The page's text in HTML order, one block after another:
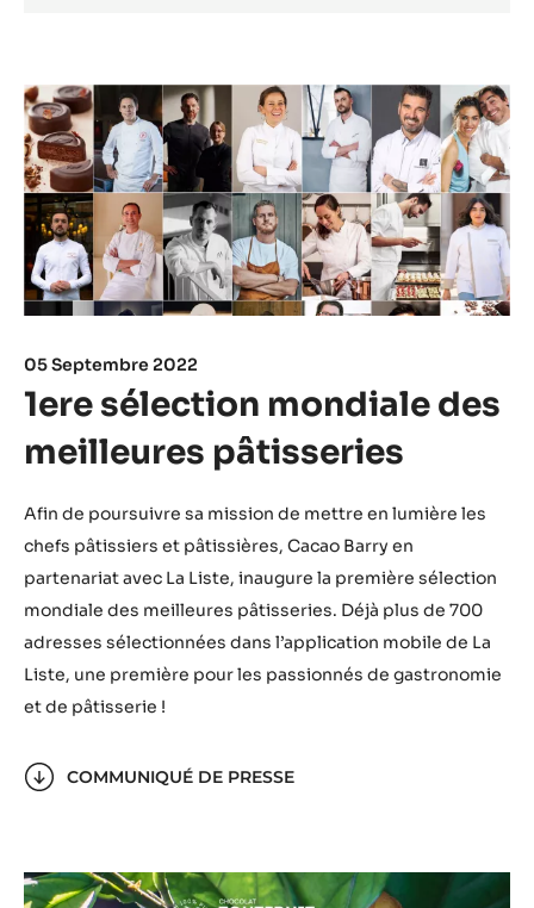
05 Septembre 2022
1ere sélection mondiale des
meilleures pâtisseries
Afin de poursuivre sa mission de mettre en lumière les
chefs pâtissiers et pâtissières, Cacao Barry en
partenariat avec La Liste, inaugure la première sélection
mondiale des meilleures pâtisseries. Déjà plus de 700
adresses sélectionnées dans l’application mobile de La
Liste, une première pour les passionnés de gastronomie
et de pâtisserie !
COMMUNIQUÉ DE PRESSE